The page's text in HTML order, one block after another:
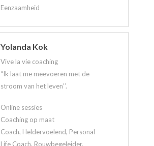
Eenzaamheid
Yolanda Kok
Vive la vie coaching
“Ik laat me meevoeren met de
stroom van het leven’’.
Online sessies
Coaching op maat
Coach, Heldervoelend, Personal
Life Coach, Rouwbegeleider,